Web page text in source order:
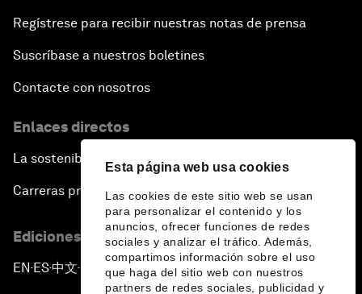
Esta página web usa cookies
Las cookies de este sitio web se usan
para personalizar el contenido y los
anuncios, ofrecer funciones de redes
sociales y analizar el tráfico. Además,
compartimos información sobre el uso
que haga del sitio web con nuestros
partners de redes sociales, publicidad y
Regístrese para recibir nuestras notas de prensa
Suscríbase a nuestros boletines
Contacte con nosotros
Enlaces directos
La sostenibilidad en el Foro
Carreras profesionales
Ediciones en otros idiomas
EN ▪ ES▪中文▪ 日本語